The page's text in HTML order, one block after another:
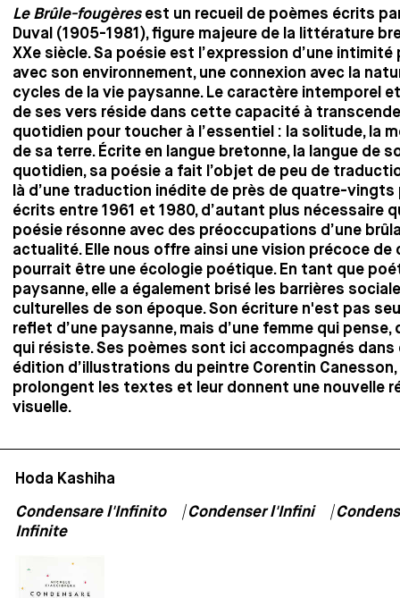
Le Brûle-fougèresest un recueil de poèmes écrits
Duval (1905-1981), figure majeure de la littérature
XXe siècle. Sa poésie est l’expression d’une
avec son environnement, une connexion avec la
cycles de la vie paysanne. Le caractère intemporel
de ses vers réside dans cette capacité à
quotidien pour toucher à l’essentiel : la solitude, la
de sa terre. Écrite en langue bretonne, la langue de
quotidien, sa poésie a fait l’objet de peu de
là d’une traduction inédite de près de quatre-vingts
écrits entre 1961 et 1980, d’autant plus nécessaire
poésie résonne avec des préoccupations d’une
actualité. Elle nous offre ainsi une vision précoce de
pourrait être une écologie poétique. En tant que
paysanne, elle a également brisé les barrières
culturelles de son époque. Son écriture n'est pas
reflet d’une paysanne, mais d’une femme qui pense,
qui résiste. Ses poèmes sont ici accompagnés
édition d’illustrations du peintre Corentin Canesson,
prolongent les textes et leur donnent une nouvelle
visuelle.
Hoda Kashiha
Condensare l'Infinito ⎹ Condenser l'Infini ⎹
Infinite